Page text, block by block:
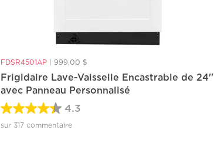
FDSR4501AP 999,00 $
Frigidaire Lave-Vaisselle Encastrable de 24''
avec Panneau Personnalisé
4.3
sur 317 commentaire